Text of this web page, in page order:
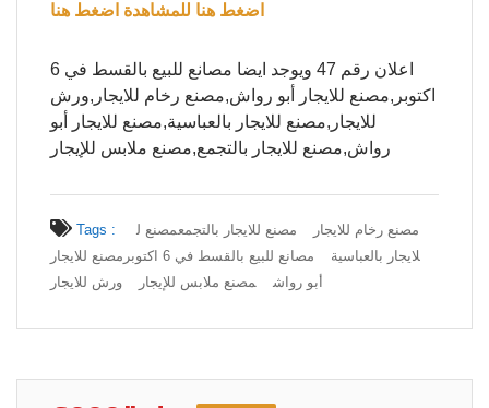
اضغط هنا للمشاهدة اضغط هنا
اعلان رقم 47 ويوجد ايضا مصانع للبيع بالقسط في 6
اكتوبر,مصنع للايجار أبو رواش,مصنع رخام للايجار,ورش
للايجار,مصنع للايجار بالعباسية,مصنع للايجار أبو
رواش,مصنع للايجار بالتجمع,مصنع ملابس للإيجار
Tags : مصنع رخام للايجار مصنع للايجار بالتجمعمصنع ل
لايجار بالعباسية
مصانع للبيع بالقسط في 6 اكتوبر
مصنع للايجار
أبو رواش
مصنع ملابس للإيجار ورش للايجار